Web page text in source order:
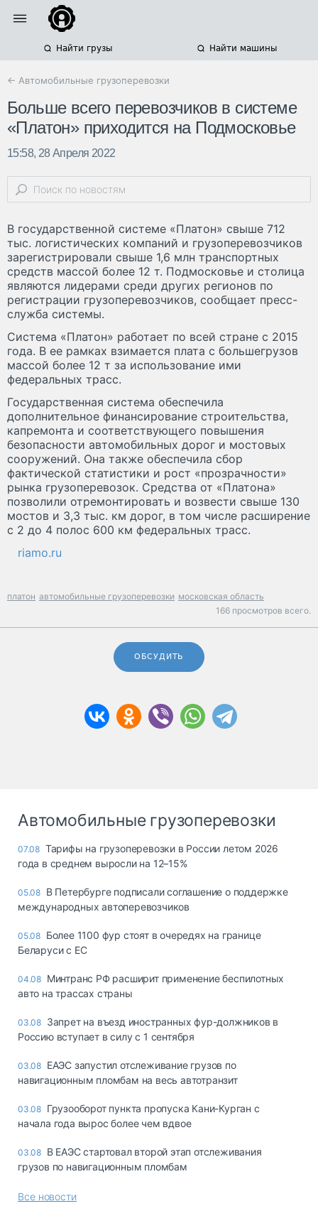
Найти грузы Найти машины
← Автомобильные грузоперевозки
Больше всего перевозчиков в системе
«Платон» приходится на Подмосковье
15:58, 28 Апреля 2022
В государственной системе «Платон» свыше 712
тыс. логистических компаний и грузоперевозчиков
зарегистрировали свыше 1,6 млн транспортных
средств массой более 12 т. Подмосковье и столица
являются лидерами среди других регионов по
регистрации грузоперевозчиков, сообщает пресс-
служба системы.
Система «Платон» работает по всей стране с 2015
года. В ее рамках взимается плата с большегрузов
массой более 12 т за использование ими
федеральных трасс.
Государственная система обеспечила
дополнительное финансирование строительства,
капремонта и соответствующего повышения
безопасности автомобильных дорог и мостовых
сооружений. Она также обеспечила сбор
фактической статистики и рост «прозрачности»
рынка грузоперевозок. Средства от «Платона»
позволили отремонтировать и возвести свыше 130
мостов и 3,3 тыс. км дорог, в том числе расширение
с 2 до 4 полос 600 км федеральных трасс.
riamo.ru
платон автомобильные грузоперевозки московская область
166 просмотров всего.
ОБСУДИТЬ
Автомобильные грузоперевозки
07.08 Тарифы на грузоперевозки в России летом 2026
года в среднем выросли на 12–15%
05.08 В Петербурге подписали соглашение о поддержке
международных автоперевозчиков
05.08 Более 1100 фур стоят в очередях на границе
Беларуси с ЕС
04.08 Минтранс РФ расширит применение беспилотных
авто на трассах страны
03.08 Запрет на въезд иностранных фур-должников в
Россию вступает в силу с 1 сентября
03.08 ЕАЭС запустил отслеживание грузов по
навигационным пломбам на весь автотранзит
03.08 Грузооборот пункта пропуска Кани-Курган с
начала года вырос более чем вдвое
03.08 В ЕАЭС стартовал второй этап отслеживания
грузов по навигационным пломбам
Все новости